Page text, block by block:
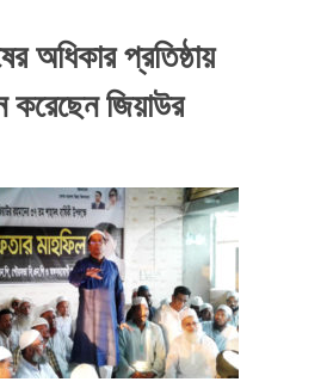
অধিকার প্রতিষ্ঠায়
করেছেন জিয়াউর